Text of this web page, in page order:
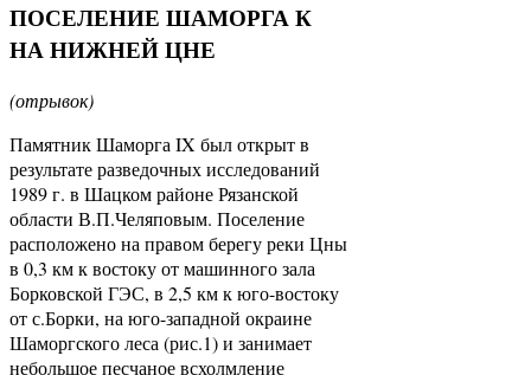
ПОСЕЛЕНИЕ ШАМОРГА К
НА НИЖНЕЙ ЦНЕ
(отрывок)
Памятник Шаморга IX был открыт в
результате разведочных исследований
1989 г. в Шацком районе Рязанской
области В.П.Челяповым. Поселение
расположено на правом берегу реки Цны
в 0,3 км к востоку от машинного зала
Борковской ГЭС, в 2,5 км к юго-востоку
от с.Борки, на юго-западной окраине
Шаморгского леса (рис.1) и занимает
небольшое песчаное всхолмление